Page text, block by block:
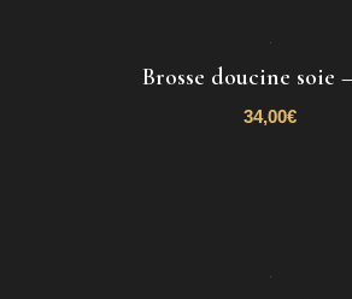
Brosse doucine soie
34,00€